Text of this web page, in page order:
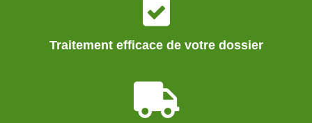
Traitement efficace de votre dossier